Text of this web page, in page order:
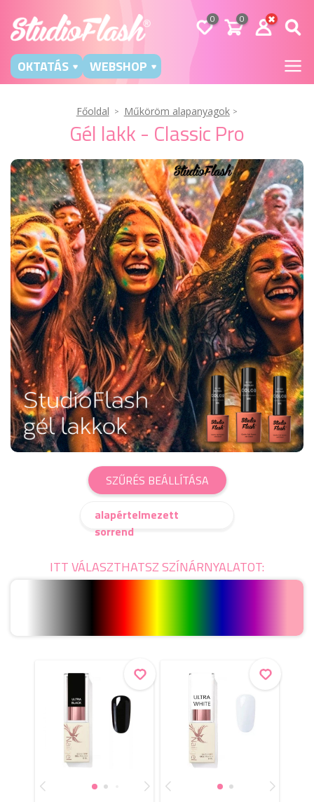
0 0
OKTATÁS WEBSHOP
Főoldal Műköröm alapanyagok
Gél lakk - Classic Pro
SZŰRÉS BEÁLLÍTÁSA
alapértelmezett
sorrend
ITT VÁLASZTHATSZ SZÍNÁRNYALATOT: